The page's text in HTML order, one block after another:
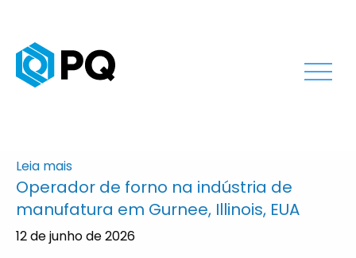
Coordenador de Saúde, Segurança e
Meio Ambiente (EHS) na área de
Produção em Gurnee, Illinois, EUA
Leia mais
Operador de forno na indústria de
manufatura em Gurnee, Illinois, EUA
12 de junho de 2026